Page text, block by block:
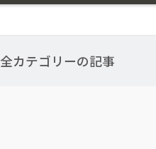
全カテゴリーの記事